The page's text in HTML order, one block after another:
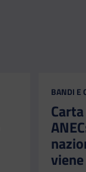
BANDI E